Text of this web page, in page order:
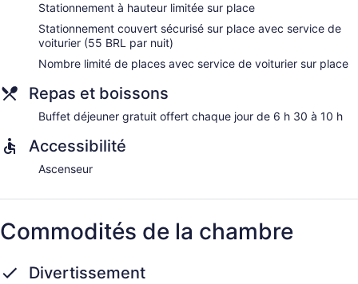
Stationnement à hauteur limitée sur place
Stationnement couvert sécurisé sur place avec service de
voiturier (55 BRL par nuit)
Nombre limité de places avec service de voiturier sur place
Repas et boissons
Buffet déjeuner gratuit offert chaque jour de 6 h 30 à 10 h
Accessibilité
Ascenseur
Commodités de la chambre
Divertissement